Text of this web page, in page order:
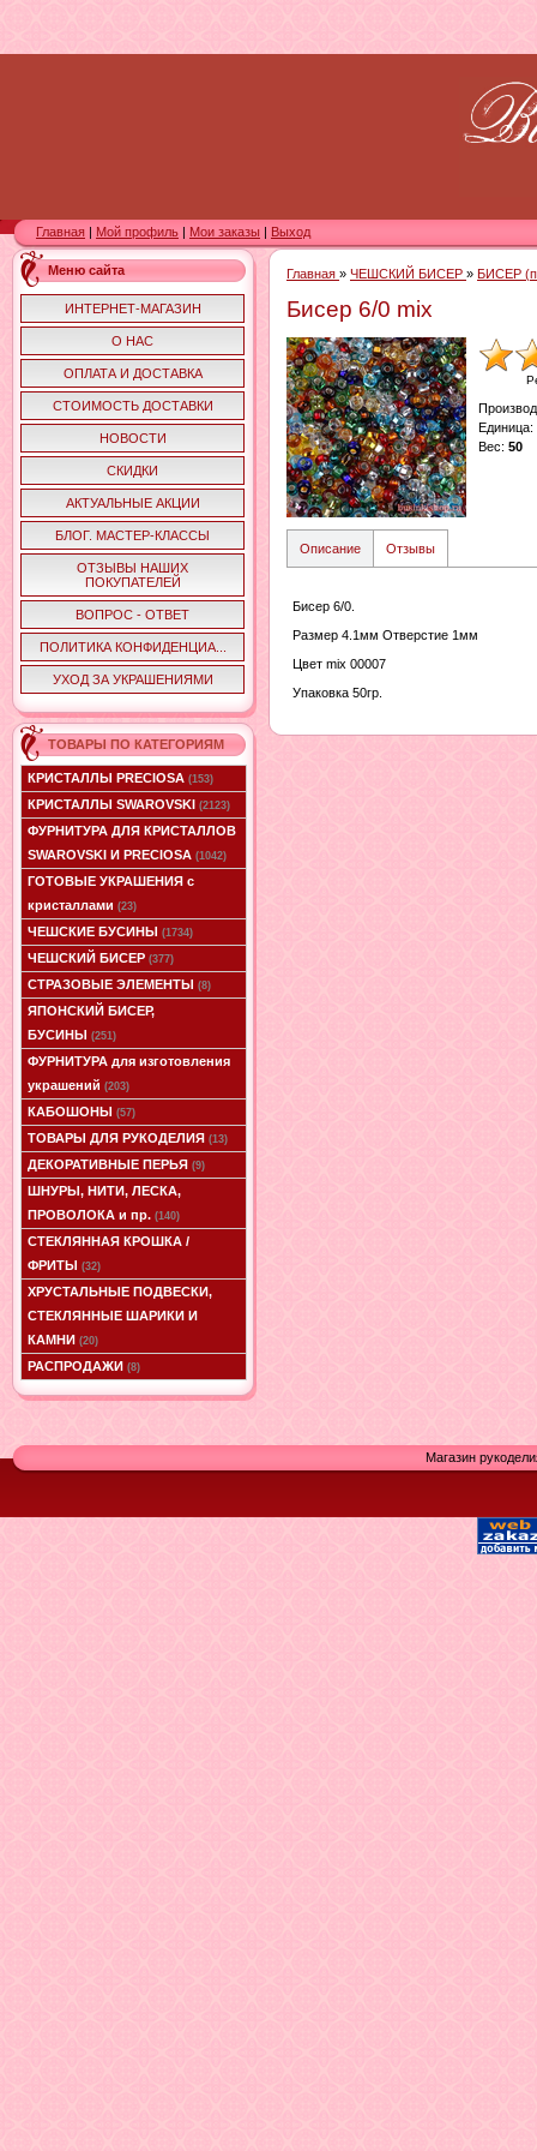
Главная Мой профиль Мои заказы Выход
Меню сайта
ИНТЕРНЕТ-МАГАЗИН
О НАС
ОПЛАТА И ДОСТАВКА
СТОИМОСТЬ ДОСТАВКИ
НОВОСТИ
СКИДКИ
АКТУАЛЬНЫЕ АКЦИИ
БЛОГ. МАСТЕР-КЛАССЫ
ОТЗЫВЫ НАШИХ
ПОКУПАТЕЛЕЙ
ВОПРОС - ОТВЕТ
ПОЛИТИКА КОНФИДЕНЦИА...
УХОД ЗА УКРАШЕНИЯМИ
ТОВАРЫ ПО КАТЕГОРИЯМ
КРИСТАЛЛЫ PRECIOSA (153)
КРИСТАЛЛЫ SWAROVSKI (2123)
ФУРНИТУРА ДЛЯ КРИСТАЛЛОВ
SWAROVSKI И PRECIOSA (1042)
ГОТОВЫЕ УКРАШЕНИЯ с
кристаллами (23)
ЧЕШСКИЕ БУСИНЫ (1734)
ЧЕШСКИЙ БИСЕР (377)
СТРАЗОВЫЕ ЭЛЕМЕНТЫ (8)
ЯПОНСКИЙ БИСЕР,
БУСИНЫ (251)
ФУРНИТУРА для изготовления
украшений (203)
КАБОШОНЫ (57)
ТОВАРЫ ДЛЯ РУКОДЕЛИЯ (13)
ДЕКОРАТИВНЫЕ ПЕРЬЯ (9)
ШНУРЫ, НИТИ, ЛЕСКА,
ПРОВОЛОКА и пр. (140)
СТЕКЛЯННАЯ КРОШКА /
ФРИТЫ (32)
ХРУСТАЛЬНЫЕ ПОДВЕСКИ,
СТЕКЛЯННЫЕ ШАРИКИ И
КАМНИ (20)
РАСПРОДАЖИ (8)
Главная » ЧЕШСКИЙ БИСЕР » БИСЕР
Бисер 6/0 mix
Единица:
Вес: 50
Описание Отзывы
Бисер 6/0.
Размер 4.1мм Отверстие 1мм
Цвет mix 00007
Упаковка 50гр.
Магазин